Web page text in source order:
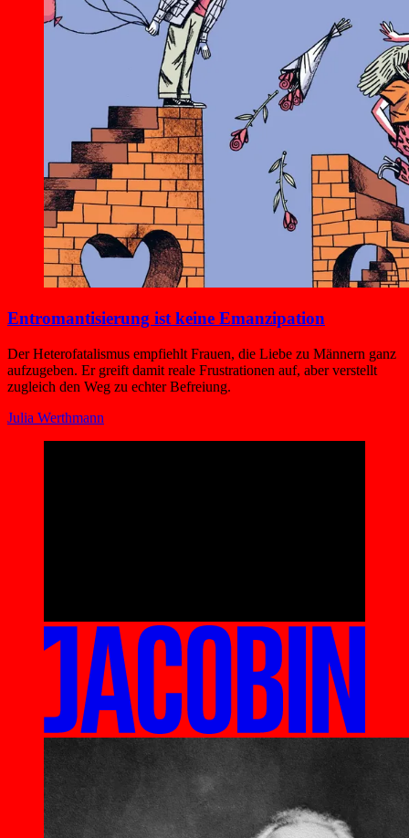
Entromantisierung ist keine Emanzipation
Der Heterofatalismus empfiehlt Frauen, die Liebe zu Männern ganz
aufzugeben. Er greift damit reale Frustrationen auf, aber verstellt
zugleich den Weg zu echter Befreiung.
Julia Werthmann